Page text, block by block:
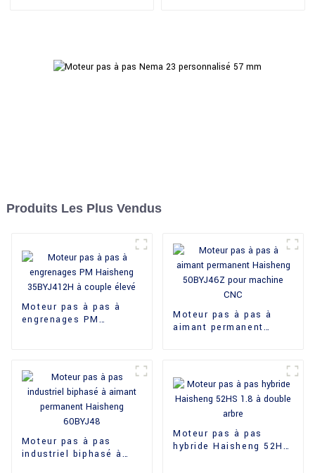
Produits Les Plus Vendus
Moteur pas à pas à
engrenages PM
Moteur pas à pas à
aimant permanent
Moteur pas à pas
industriel biphasé à
Moteur pas à pas
hybride Haisheng 52HS